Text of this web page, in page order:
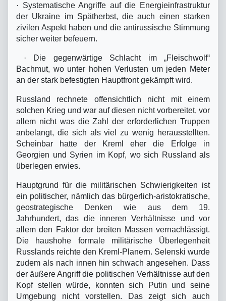
· Systematische Angriffe auf die Energieinfrastruktur
der Ukraine im Spätherbst, die auch einen starken
zivilen Aspekt haben und die antirussische Stimmung
sicher weiter befeuern.
·
Die gegenwärtige Schlacht im „Fleischwolf“
Bachmut, wo unter hohen Verlusten um jeden Meter
an der stark befestigten Hauptfront gekämpft wird.
Russland rechnete offensichtlich nicht mit einem
solchen Krieg und war auf diesen nicht vorbereitet, vor
allem nicht was die Zahl der erforderlichen Truppen
anbelangt, die sich als viel zu wenig herausstellten.
Scheinbar hatte der Kreml eher die Erfolge in
Georgien und Syrien im Kopf, wo sich Russland als
überlegen erwies.
Hauptgrund für die militärischen Schwierigkeiten ist
ein politischer, nämlich das bürgerlich-aristokratische,
geostrategische Denken wie aus dem 19.
Jahrhundert, das die inneren Verhältnisse und vor
allem den Faktor der breiten Massen vernachlässigt.
Die haushohe formale militärische Überlegenheit
Russlands reichte den Kreml-Planern. Selenski wurde
zudem als nach innen hin schwach angesehen. Dass
der äußere Angriff die politischen Verhältnisse auf den
Kopf stellen würde, konnten sich Putin und seine
Umgebung nicht vorstellen. Das zeigt sich auch